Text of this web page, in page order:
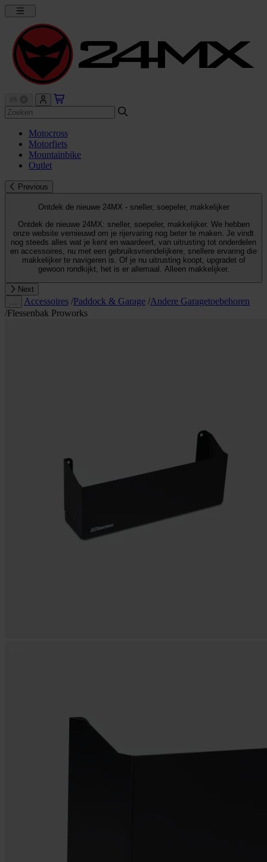
Motocross
Motorfiets
Mountainbike
Outlet
Previous
Ontdek de nieuwe 24MX - sneller, soepeler, makkelijker
Ontdek de nieuwe 24MX: sneller, soepeler, makkelijker. We hebben
onze website vernieuwd om je rijervaring nog beter te maken. Je vindt
nog steeds alles wat je kent en waardeert, van uitrusting tot onderdelen
en accessoires, nu met een gebruiksvriendelijkere, snellere ervaring die
makkelijker te navigeren is. Of je nu uitrusting koopt, upgradet of
gewoon rondkijkt, het is er allemaal. Alleen makkelijker.
Next
Accessoires /Paddock & Garage /Andere Garagetoebehoren
/Flessenbak Proworks